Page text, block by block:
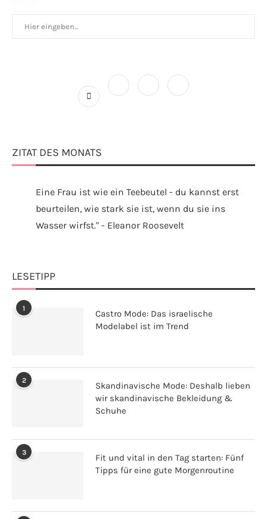
ZITAT DES MONATS
Eine Frau ist wie ein Teebeutel - du kannst erst
beurteilen, wie stark sie ist, wenn du sie ins
Wasser wirfst." - Eleanor Roosevelt
LESETIPP
1
Castro Mode: Das israelische
Modelabel ist im Trend
2
Skandinavische Mode: Deshalb lieben
wir skandinavische Bekleidung &
Schuhe
3
Fit und vital in den Tag starten: Fünf
Tipps für eine gute Morgenroutine